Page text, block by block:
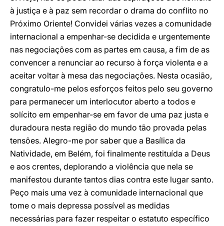
à justiça e à paz sem recordar o drama do conflito no
Próximo Oriente! Convidei várias vezes a comunidade
internacional a empenhar-se decidida e urgentemente
nas negociações com as partes em causa, a fim de as
convencer a renunciar ao recurso à força violenta e a
aceitar voltar à mesa das negociações. Nesta ocasião,
congratulo-me pelos esforços feitos pelo seu governo
para permanecer um interlocutor aberto a todos e
solícito em empenhar-se em favor de uma paz justa e
duradoura nesta região do mundo tão provada pelas
tensões. Alegro-me por saber que a Basílica da
Natividade, em Belém, foi finalmente restituída a Deus
e aos crentes, deplorando a violência que nela se
manifestou durante tantos dias contra este lugar santo.
Peço mais uma vez à comunidade internacional que
tome o mais depressa possível as medidas
necessárias para fazer respeitar o estatuto específico